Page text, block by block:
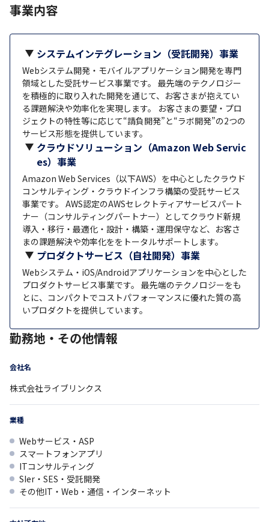
事業内容
システムインテグレーション（受託開発）事業
Webシステム開発・モバイルアプリケーション開発を専門
領域とした受託サービス事業です。 最先端のテクノロジー
を積極的に取り入れた開発を通じて、お客さまが抱えてい
る課題解決や効率化を実現します。 お客さまの要望・プロ
ジェクトの特性等に応じて“請負開発”と“ラボ開発”の2つの
サービス形態を提供しています。
クラウドソリューション（Amazon Web Servic
es）事業
Amazon Web Services（以下AWS）を中心としたクラウド
コンサルティング・クラウドインフラ構築の受託サービス
事業です。 AWS認定のAWSセレクトティアサービスパート
ナー（コンサルティングパートナー）としてクラウド新規
導入・移行・最適化・設計・構築・運用保守など、お客さ
まの課題解決や効率化ををトータルサポートします。
プロダクトサービス（自社開発）事業
Webシステム・iOS/Androidアプリケーションを中心とした
プロダクトサービス事業です。 最先端のテクノロジーをも
とに、コンパクトでコストパフォーマンスに優れた質の高
いプロダクトを提供しています。
勤務地・その他情報
会社名
株式会社ライブリンクス
業種
Webサービス・ASP
スマートフォンアプリ
ITコンサルティング
SIer・SES・受託開発
その他IT・Web・通信・インターネット